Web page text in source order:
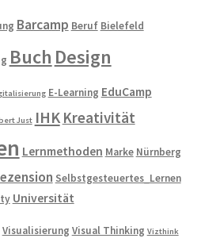
Barcamp Beruf Bielefeld
Buch Design
E-Learning EduCamp
Just IHK Kreativität
Lernmethoden Marke Nürnberg
Selbstgesteuertes_Lernen
Universität
Visualisierung Visual Thinking Vizthink